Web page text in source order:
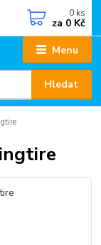
Menu
Hledat
0 ks
za 0 Kč